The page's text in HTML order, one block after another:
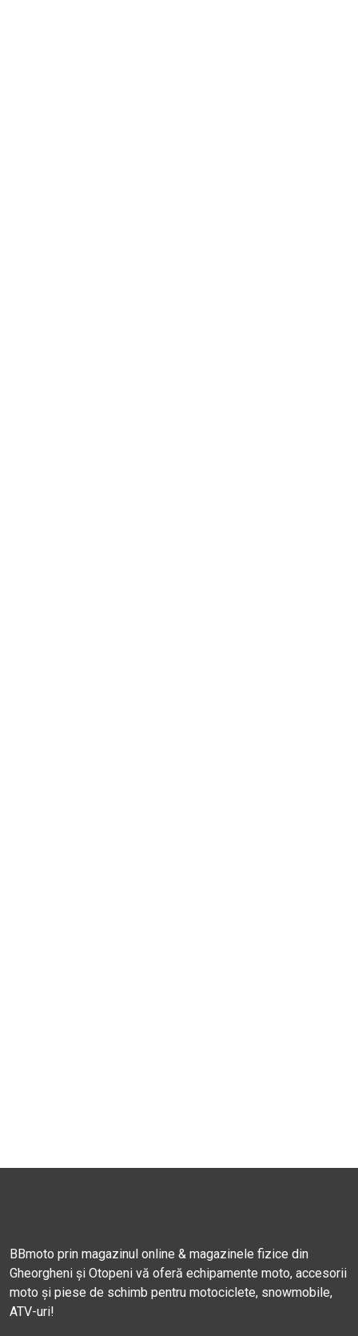
BBmoto prin magazinul online & magazinele fizice din
Gheorgheni și Otopeni vă oferă echipamente moto, accesorii
moto și piese de schimb pentru motociclete, snowmobile,
ATV-uri!